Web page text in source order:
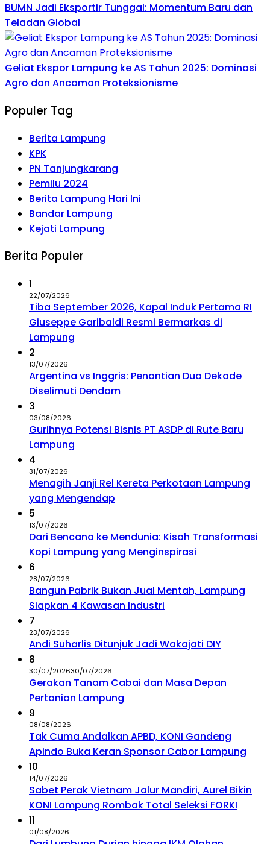
BUMN Jadi Eksportir Tunggal: Momentum Baru dan
Teladan Global
Geliat Ekspor Lampung ke AS Tahun 2025: Dominasi
Agro dan Ancaman Proteksionisme
Populer Tag
Berita Lampung
KPK
PN Tanjungkarang
Pemilu 2024
Berita Lampung Hari Ini
Bandar Lampung
Kejati Lampung
Berita Populer
1
22/07/2026
Tiba September 2026, Kapal Induk Pertama RI
Giuseppe Garibaldi Resmi Bermarkas di
Lampung
2
13/07/2026
Argentina vs Inggris: Penantian Dua Dekade
Diselimuti Dendam
3
03/08/2026
Gurihnya Potensi Bisnis PT ASDP di Rute Baru
Lampung
4
31/07/2026
Menagih Janji Rel Kereta Perkotaan Lampung
yang Mengendap
5
13/07/2026
Dari Bencana ke Mendunia: Kisah Transformasi
Kopi Lampung yang Menginspirasi
6
28/07/2026
Bangun Pabrik Bukan Jual Mentah, Lampung
Siapkan 4 Kawasan Industri
7
23/07/2026
Andi Suharlis Ditunjuk Jadi Wakajati DIY
8
30/07/202630/07/2026
Gerakan Tanam Cabai dan Masa Depan
Pertanian Lampung
9
08/08/2026
Tak Cuma Andalkan APBD, KONI Gandeng
Apindo Buka Keran Sponsor Cabor Lampung
10
14/07/2026
Sabet Perak Vietnam Jalur Mandiri, Aurel Bikin
KONI Lampung Rombak Total Seleksi FORKI
11
01/08/2026